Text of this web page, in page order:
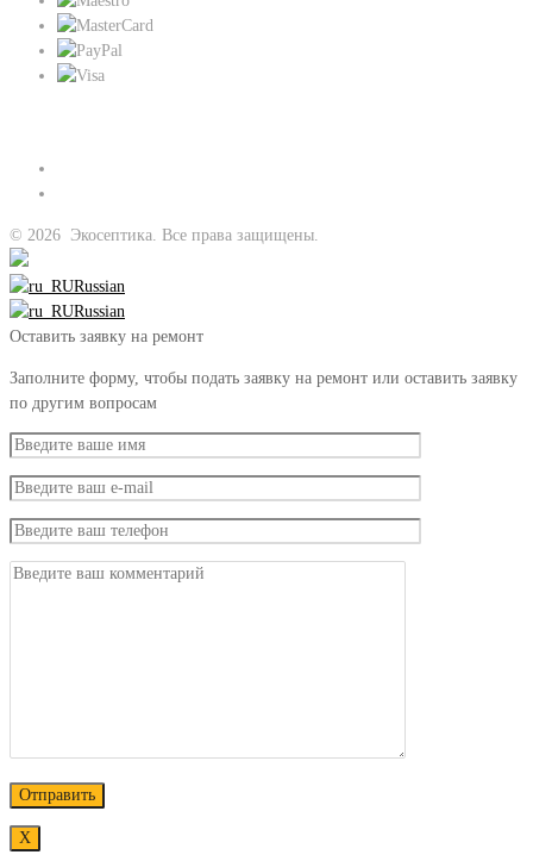
© 2026 Экосептика. Все права защищены.
Russian
Russian
Оставить заявку на ремонт
Заполните форму, чтобы подать заявку на ремонт или оставить заявку
по другим вопросам
Х